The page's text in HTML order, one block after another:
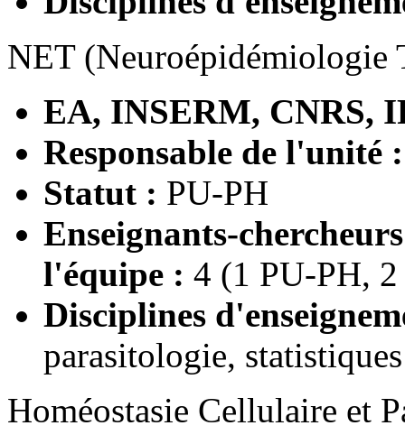
NET (Neuroépidémiologie
EA, INSERM, CNRS,
Responsable de l'unité
Statut : PU-PH
Enseignants-
l'équipe : 4 (1 PU-PH,
Disciplines
parasitologie, statistiques
Homéostasie Cellulaire et